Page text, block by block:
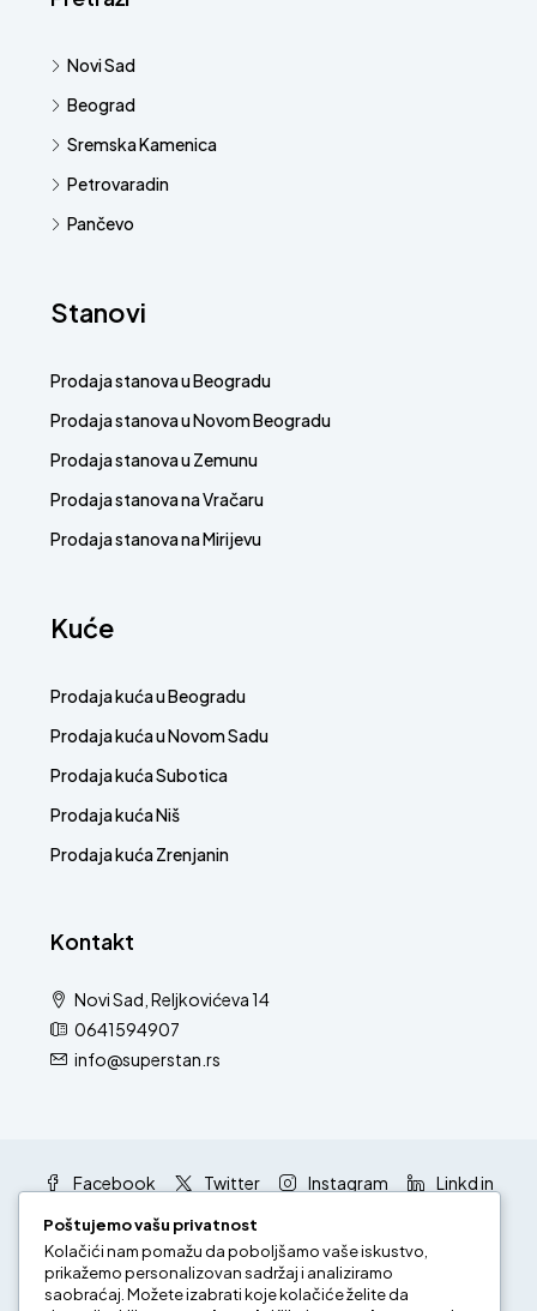
Novi Sad
Beograd
Sremska Kamenica
Petrovaradin
Pančevo
Stanovi
Prodaja stanova u Beogradu
Prodaja stanova u Novom Beogradu
Prodaja stanova u Zemunu
Prodaja stanova na Vračaru
Prodaja stanova na Mirijevu
Kuće
Prodaja kuća u Beogradu
Prodaja kuća u Novom Sadu
Prodaja kuća Subotica
Prodaja kuća Niš
Prodaja kuća Zrenjanin
Kontakt
Novi Sad, Reljkovićeva 14
0641594907
info@superstan.rs
Facebook Twitter Instagram
Linkd in
Google +
Poštujemo vašu privatnost
Kolačići nam pomažu da poboljšamo vaše iskustvo,
prikažemo personalizovan sadržaj i analiziramo
saobraćaj. Možete izabrati koje kolačiće želite da